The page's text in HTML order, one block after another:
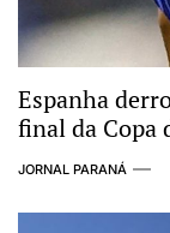
Espanha
final da Copa
JORNAL PARANÁ